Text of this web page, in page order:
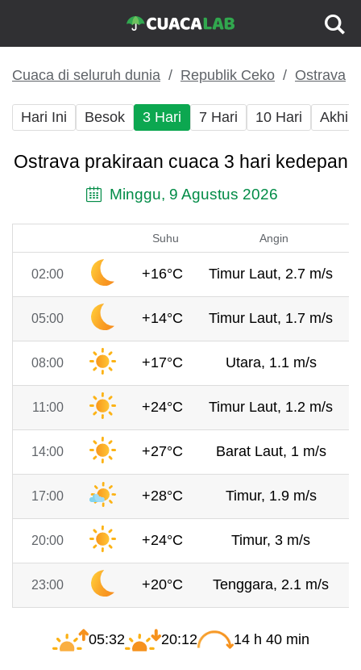
Cuaca di seluruh dunia Republik Ceko Ostrava
Hari Ini Besok 3 Hari 7 Hari 10 Hari Akhir
Ostrava prakiraan cuaca 3 hari kedepan
Minggu, 9 Agustus 2026
Suhu Angin
02:00 +16°C Timur Laut, 2.7 m/s
05:00 +14°C Timur Laut, 1.7 m/s
08:00 +17°C Utara, 1.1 m/s
11:00 +24°C Timur Laut, 1.2 m/s
14:00 +27°C Barat Laut, 1 m/s
17:00 +28°C Timur, 1.9 m/s
20:00 +24°C Timur, 3 m/s
23:00 +20°C Tenggara, 2.1 m/s
05:32 20:12 14 h 40 min